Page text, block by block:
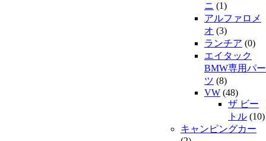
ニ (1)
アルファロメ
オ (3)
ランチア (0)
エイタック
BMW専用パー
ツ (8)
VW (48)
ザ ビー
トル (10)
キャンピングカー